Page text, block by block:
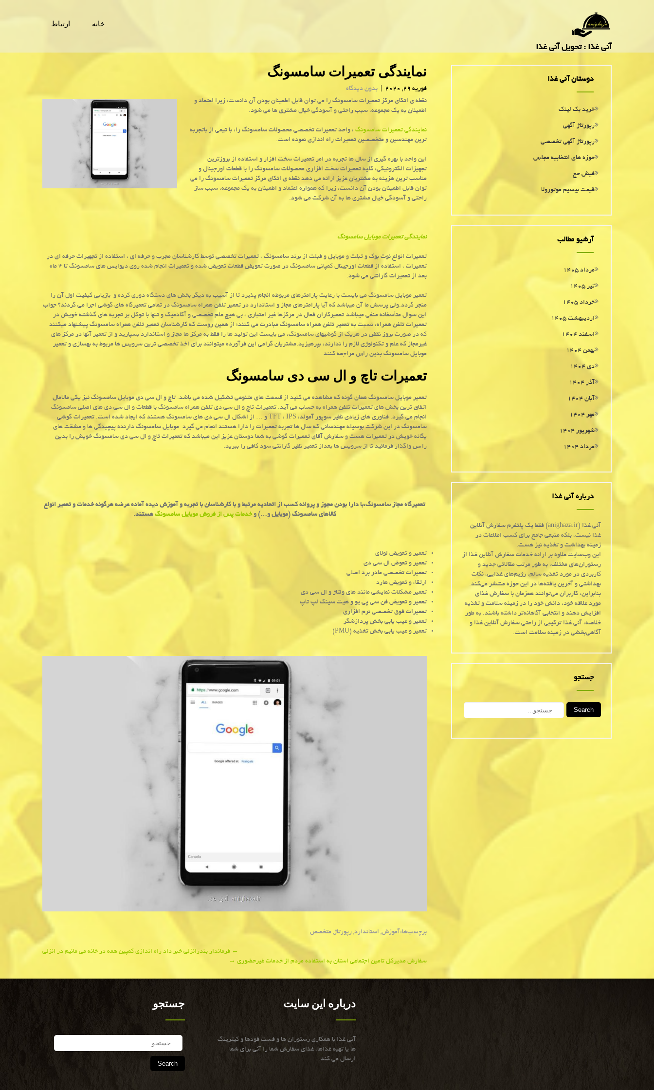
آنی غذا : تحویل آنی غذا
خانه ارتباط
نمایندگی تعمیرات سامسونگ
فوریه 29, 2020
بدون دیدگاه
نقطه ی اتكای مركز تعمیرات سامسونگ را می توان قابل اطمینان بودن آن دانست، زیرا اعتماد و
اطمینان به یك مجموعه، سبب راحتی و آسودگی خیال مشتری ها می شود.
نمایندگی تعمیرات سامسونگ ، واحد تعمیرات تخصصی محصولات سامسونگ را، با تیمی از باتجربه
ترین مهندسین و متخصصین تعمیرات راه اندازی نموده است.
این واحد با بهره گیری از سال ها تجربه در امر تعمیرات سخت افزار و استفاده از بروزترین
تجهیزات الکترونیکی، کلیه تعمیرات سخت افزاری محصولات سامسونگ را با قطعات اورجینال و
مناسب ترین هزینه به مشتریان عزیز ارائه می دهد نقطه ی اتکای مرکز تعمیرات سامسونگ را می
توان قابل اطمینان بودن آن دانست، زیرا که همواره اعتماد و اطمینان به یک مجموعه، سبب ساز
راحتی و آسودگی خیال مشتری ها به آن شرکت می شود.
نمایندگی تعمیرات موبایل سامسونگ
تعمیرات انواع نوت بوک و تبلت و موبایل و فبلت از برند سامسونگ ، تعمیرات تخصصی توسط کارشناسان مجرب و حرفه ای ، استفاده از تجهیرات حرفه ای در
تعمیرات ، استفاده از قطعات اورجینال کمپانی سامسونگ در صورت تعویض قطعات تعویض شده و تعمیرات انجام شده روی دیوایس های سامسونگ تا ۳ ماه
بعد از تعمیرات گارانتی می شود.
تعمیر موبایل سامسونگ می بایست با رعایت پارامترهای مربوطه انجام پذیرد تا از آسیب به دیگر بخش های دستگاه دوری کرده و بازیابی کیفیت اول آن را
منجر گردد.ولی پرسش ما آن میباشد که آیا پارامترهای مجاز و استاندارد در تعمیر تلفن همراه سامسونگ در تمامی تعمیرگاه های گوشی اجرا می گردند؟ جواب
این سوال متأسفانه منفی میباشد.تعمیرکاران فعال در مرکزها غیر اعتباری ، بی هیچ علم تخصصی و آکادمیک و تنها با توکل بر تجربه های گذشته خویش در
تعمیرات تلفن همراه، نسبت به تعمیر تلفن همراه سامسونگ مبادرت می کنند؛ از همین روست که کارشناسان تعمیر تلفن همراه سامسونگ پیشنهاد میکنند
که در صورت بروز نقض در هریک از گوشیهای سامسونگ، می بایست این تولید ها را فقط به مرکز ها مجاز و استاندارد بسپارید و از تعمیر آنها در مرکز های
غیرمجاز که علم و تکنولوژی لازم را ندارند، بپرهیزید.مشتریان گرامی این فرآورده میتوانند برای اخذ تخصصی ترین سرویس ها مربوط به بهسازی و تعمیر
موبایل سامسونگ بدین راس مراجعه کنند.
تعمیرات تاچ و ال سی دی سامسونگ
تعمیر موبایل سامسونگ همان گونه که مشاهده می کنید از قسمت های متنوعی تشکیل شده می باشد. تاچ و ال سی دی موبایل سامسونگ نیز یکی مالامال
اتفاق ترین بخش های تعمیرات تلفن همراه به حساب می آید. تعمیرات تاچ و ال سی دی تلفن همراه سامسونگ با قطعات و ال سی دی های اصلی سامسونگ
انجام می گیرد. فناوری های زیادی نظیر سوپور آمولد، IPS ، TFT و … از اشکال ال سی دی های سامسونگ هستند که ایجاد شده است. تعمیرات گوشی
سامسونگ در این شرکت بوسیله مهندسانی که سال ها تجربه تعمیرات را دارا هستند انجام می گیرد. موبایل سامسونگ دارنده پیچیدگی ها و مشقت های
یگانه خویش در تعمیرات هست و سفارش آقای تعمیرات گوشی به شما دوستان عزیز این میباشد که تعمیرات تاچ و ال سی دی سامسونگ خویش را بدین
راءس واگذار فرمائید تا از سرویس ها بعداز تعمیر نظیر گارانتی سود کافی را ببرید.
تعمیرگاه مجاز سامسونگ،با دارا بودن مجوز و پروانه کسب از اتحادیه مرتبط و با کارشناسان با تجربه و آموزش دیده آماده عرضه هرگونه خدمات و تعمیر انواع
کالاهای سامسونگ (موبایل و…) وخدمات پس از فروش موبایل سامسونگ هستند.
تعمیر و تعویض لولای
تعمیر و تعوض ال سی دی
تعمیرات تخصصی مادر برد اصلی
ارتقاء و تعویض هارد
تعمیر مشکلات نمایشی مانند های ولتاژ و ال سی دی
تعمیر و تعویض فن سی پی یو و هیت سینک لپ تاپ
تعمیرات فوق تخصصی نرم افزاری
تعمیر و عیب یابی بخش پردازشگر
تعمیر و عیب یابی بخش تغذیه ( PMU
)
برچسب‌ها: آموزش, استاندارد, رپورتاژ, متخصص
navigation
← فرماندار بندرانزلی خبر داد راه اندازی كمپین همه در خانه می مانیم در انزلی
سفارش مدیركل تامین اجتماعی استان به استفاده مردم از خدمات غیرحضوری →
دوستان آنی غذا
خرید بک لینک
رپورتاژ آگهی
رپورتاژ آگهی تخصصی
حوزه های انتخابیه مجلس
فیش حج
قیمت بیسیم موتورولا
آرشیو مطالب
مرداد ۱۴۰۵
تیر ۱۴۰۵
خرداد ۱۴۰۵
اردیبهشت ۱۴۰۵
اسفند ۱۴۰۴
بهمن ۱۴۰۴
دی ۱۴۰۴
آذر ۱۴۰۴
آبان ۱۴۰۴
مهر ۱۴۰۴
شهریور ۱۴۰۴
مرداد ۱۴۰۴
درباره آنی غذا
آنی غذا (anighaza.ir) فقط یک پلتفرم سفارش آنلاین
غذا نیست، بلکه منبعی جامع برای کسب اطلاعات در
زمینه بهداشت و تغذیه نیز هست.
این وب‌سایت علاوه بر ارائه خدمات سفارش آنلاین غذا از
رستوران‌های مختلف، به طور مرتب مقالاتی جدید و
کاربردی در مورد تغذیه سالم، رژیم‌های غذایی، نکات
بهداشتی و آخرین یافته‌ها در این حوزه منتشر می‌کند.
بنابراین، کاربران می‌توانند همزمان با سفارش غذای
مورد علاقه خود، دانش خود را در زمینه سلامت و تغذیه
افزایش دهند و انتخابی آگاهانه‌تر داشته باشند. به طور
خلاصه، آنی غذا ترکیبی از راحتی سفارش آنلاین غذا و
آگاهی‌بخشی در زمینه سلامت است.
جستجو
Search
جستجو
Search
درباره این سایت
آنی غذا با همكاری رستوران ها و فست فودها و كیترینگ
ها یا تهیه غذاها، غذای سفارش شما را آنی برای شما
ارسال می كند.